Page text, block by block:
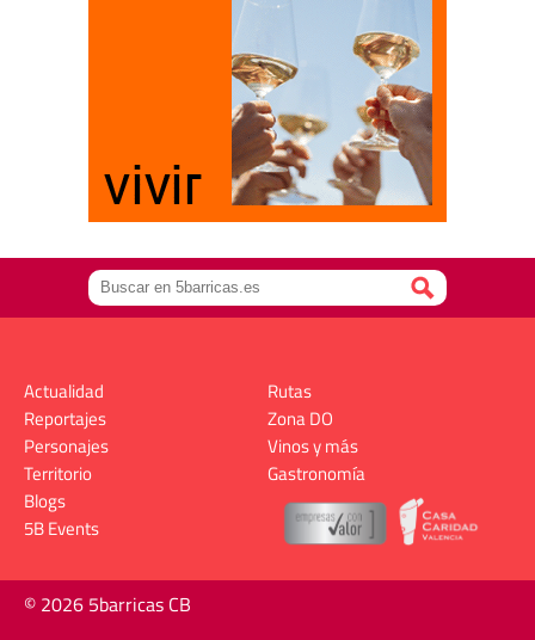
Actualidad
Reportajes
Personajes
Territorio
Rutas
Zona DO
Vinos y más
Gastronomía
Blogs
5B Events
© 2026 5barricas CB